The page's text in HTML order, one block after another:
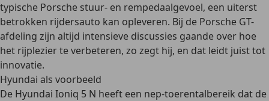
typische Porsche stuur- en rempedaalgevoel, een uiterst
betrokken rijdersauto kan opleveren. Bij de Porsche GT-
afdeling zijn altijd intensieve discussies gaande over hoe
het rijplezier te verbeteren, zo zegt hij, en dat leidt juist tot
innovatie.
Hyundai als voorbeeld
De Hyundai Ioniq 5 N heeft een nep-toerentalbereik dat de